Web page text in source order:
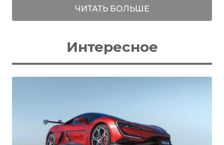
ЧИТАТЬ БОЛЬШЕ
Интересное